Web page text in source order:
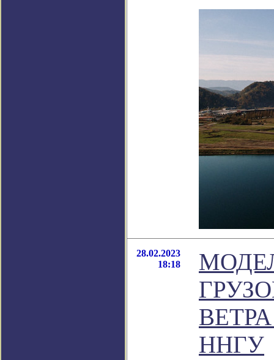
28.02.2023
18:18
ННГУ